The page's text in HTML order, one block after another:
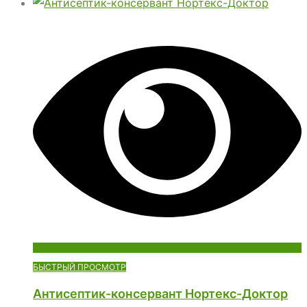
БЫСТРЫЙ ПРОСМОТР
Антисептик-консервант Нортекс-Доктор